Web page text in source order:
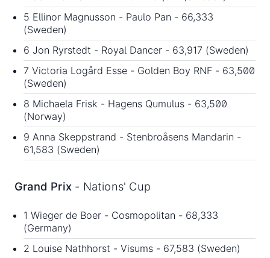
5 Ellinor Magnusson - Paulo Pan - 66,333
(Sweden)
6 Jon Ryrstedt - Royal Dancer - 63,917 (Sweden)
7 Victoria Logård Esse - Golden Boy RNF - 63,500
(Sweden)
8 Michaela Frisk - Hagens Qumulus - 63,500
(Norway)
9 Anna Skeppstrand - Stenbroåsens Mandarin -
61,583 (Sweden)
Grand Prix - Nations' Cup
1 Wieger de Boer - Cosmopolitan - 68,333
(Germany)
2 Louise Nathhorst - Visums - 67,583 (Sweden)